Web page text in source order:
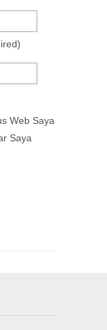
Web Saya
Saya